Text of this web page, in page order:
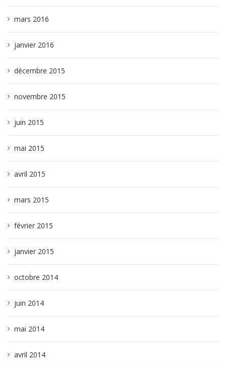
mars 2016
janvier 2016
décembre 2015
novembre 2015
juin 2015
mai 2015
avril 2015
mars 2015
février 2015
janvier 2015
octobre 2014
juin 2014
mai 2014
avril 2014